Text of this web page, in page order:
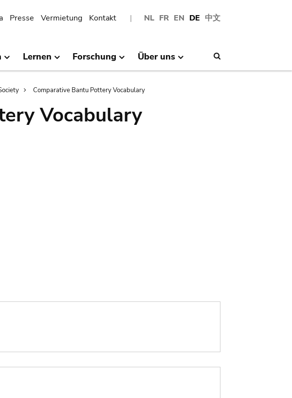
NL FR EN DE 中文
Presse Vermietung Kontakt
Lernen Forschung Über uns
Comparative Bantu Pottery Vocabulary
Vocabulary